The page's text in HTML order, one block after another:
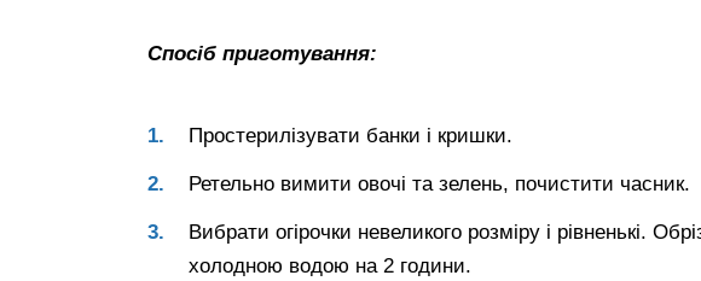
Спосіб приготування:
Простерилізувати банки і кришки.
Ретельно вимити овочі та зелень, почистити часник.
Вибрати огірочки невеликого розміру і рівненькі.
холодною водою на 2 години.